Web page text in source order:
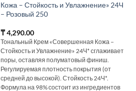
Кожа – Стойкость и Увлажнение» 24Ч
– Розовый 250
₸4,290.00
Тональный Крем «Совершенная Кожа –
Стойкость и Увлажнение» 24Ч* сглаживает
поры, оставляя полуматовый финиш.
Регулируемая плотность покрытия (от
средней до высокой). Стойкость 24Ч*.
Формула на 98% состоит из ингредиентов